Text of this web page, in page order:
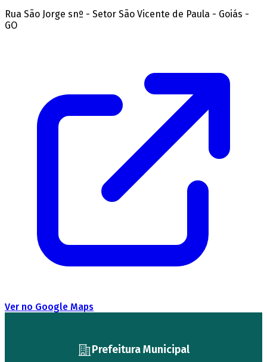
Rua São Jorge snº - Setor São Vicente de Paula - Goiás -
GO
Ver no Google Maps
Prefeitura Municipal